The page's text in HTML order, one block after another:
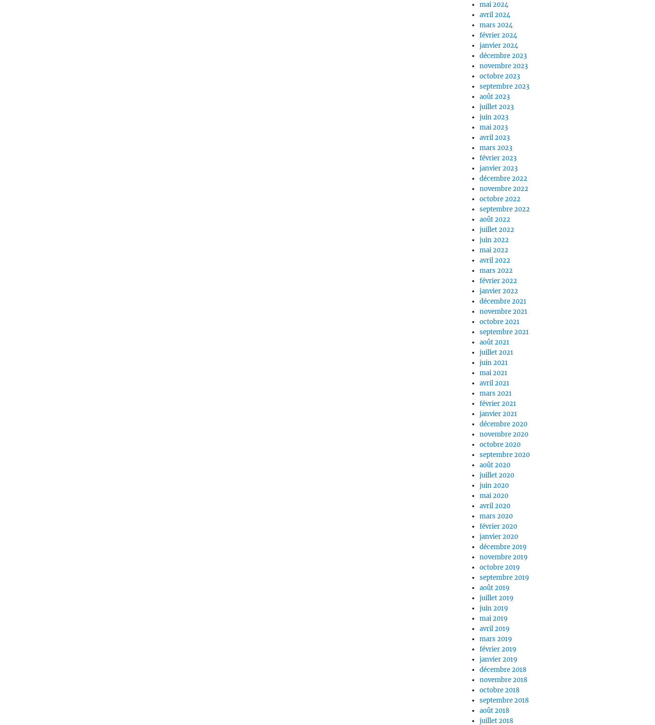
mai 2024
avril 2024
mars 2024
février 2024
janvier 2024
décembre 2023
novembre 2023
octobre 2023
septembre 2023
août 2023
juillet 2023
juin 2023
mai 2023
avril 2023
mars 2023
février 2023
janvier 2023
décembre 2022
novembre 2022
octobre 2022
septembre 2022
août 2022
juillet 2022
juin 2022
mai 2022
avril 2022
mars 2022
février 2022
janvier 2022
décembre 2021
novembre 2021
octobre 2021
septembre 2021
août 2021
juillet 2021
juin 2021
mai 2021
avril 2021
mars 2021
février 2021
janvier 2021
décembre 2020
novembre 2020
octobre 2020
septembre 2020
août 2020
juillet 2020
juin 2020
mai 2020
avril 2020
mars 2020
février 2020
janvier 2020
décembre 2019
novembre 2019
octobre 2019
septembre 2019
août 2019
juillet 2019
juin 2019
mai 2019
avril 2019
mars 2019
février 2019
janvier 2019
décembre 2018
novembre 2018
octobre 2018
septembre 2018
août 2018
juillet 2018